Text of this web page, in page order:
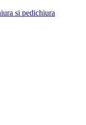
si pedichiura